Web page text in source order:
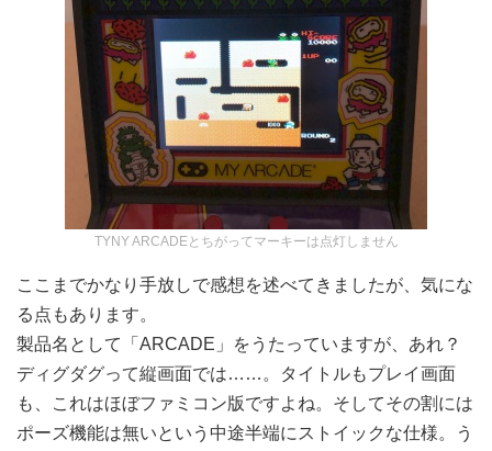
TYNY ARCADEとちがってマーキーは点灯しません
ここまでかなり手放しで感想を述べてきましたが、気にな
る点もあります。
製品名として「ARCADE」をうたっていますが、あれ？
ディグダグって縦画面では……。タイトルもプレイ画面
も、これはほぼファミコン版ですよね。そしてその割には
ポーズ機能は無いという中途半端にストイックな仕様。う